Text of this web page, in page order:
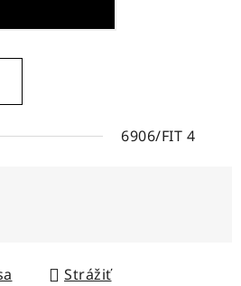
6906/FIT 4
Strážiť